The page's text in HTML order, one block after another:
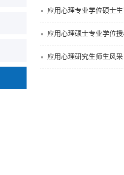
应用心理专业学位硕士
应用心理硕士专业学位
应用心理研究生师生风采